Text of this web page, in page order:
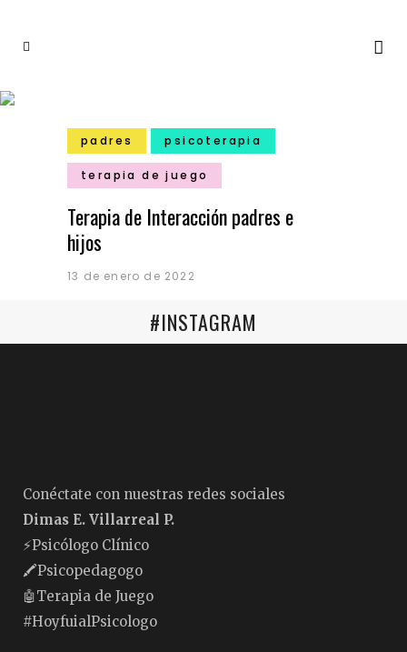
padres psicoterapia
terapia de juego
Terapia de Interacción padres e
hijos
13 de enero de 2022
#INSTAGRAM
Conéctate con nuestras redes sociales
Dimas E. Villarreal P.
⚡️Psicólogo Clínico
🖍Psicopedagogo
🤖Terapia de Juego
#HoyfuialPsicologo